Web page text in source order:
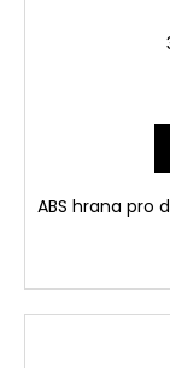
ABS hrana pro